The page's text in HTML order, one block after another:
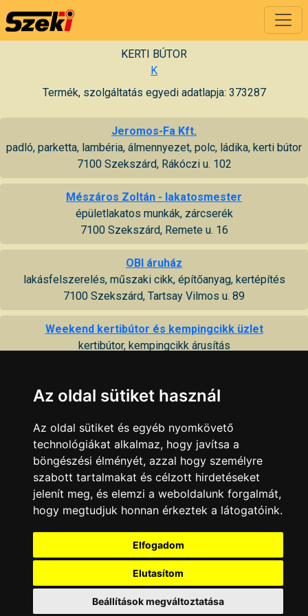
KERTI BÚTOR
K
Termék, szolgáltatás egyedi adatlapja: 373287
Jeromos-Fa Kft.
padló, parketta, lambéria, álmennyezet, polc, ládika, kerti bútor
7100 Szekszárd, Rákóczi u. 102
Mészáros Zoltán - lakatosmester
épületlakatos munkák, zárcserék
7100 Szekszárd, Remete u. 16
OBI áruház
lakásfelszerelés, műszaki cikk, építőanyag, kertépítés
7100 Szekszárd, Tartsay Vilmos u. 89
Weekend kertibútor és kempingcikk üzlet
kertibútor, kempingcikk árusítás
KAPCSOLAT |HIRDETÉS
Az oldal sütiket használ
Az oldal sütiket és egyéb nyomkövető
technológiákat alkalmaz, hogy javítsa a
böngészési élményét, azzal hogy személyre
szabott tartalmakat és célzott hirdetéseket
jelenít meg, és elemzi a weboldalunk forgalmát,
hogy megtudjuk honnan érkeztek a látogatóink.
Elfogadom
Elutasítom
Beállítások megváltoztatása